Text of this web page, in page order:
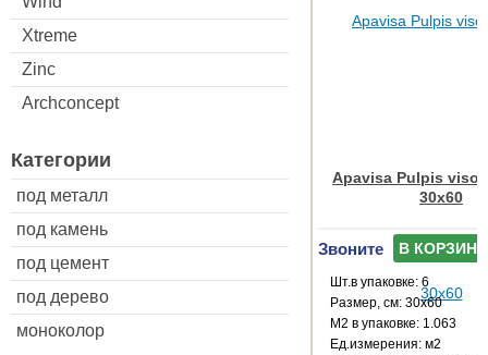
Xtreme
Zinc
Archconcept
Категории
под металл
под камень
под цемент
под дерево
моноколор
Apavisa Pulpis
30x60
Звоните В КОРЗИНУ
Шт.в упаковке: 6
Размер, см: 30x60
М2 в упаковке: 1.063
Ед.измерения: м2